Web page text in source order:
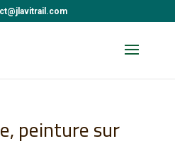
peinture sur